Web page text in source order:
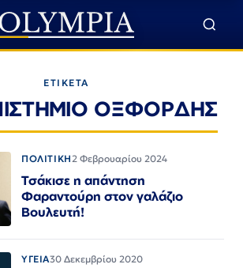
ΕΤΙΚΕΤΑ
ΟΞΦΟΡΔΗΣ
ΠΟΛΙΤΙΚΗ2 Φεβρουαρίου 2024
Τσάκισε η απάντηση
Φαραντούρη στον γαλάζιο
Βουλευτή!
ΥΓΕΙΑ30 Δεκεμβρίου 2020